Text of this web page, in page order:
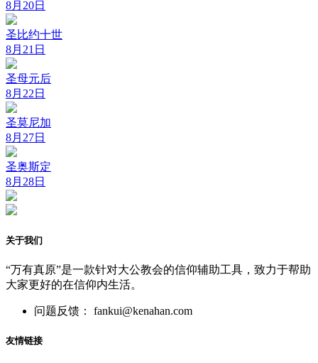
8月20日
圣比约十世
8月21日
圣母元后
8月22日
圣莫尼加
8月27日
圣奥斯定
8月28日
关于我们
“万有真原”是一款针对大公教会的信仰辅助工具，致力于帮助
大家更好的在信仰内生活。
问题反馈： fankui@kenahan.com
友情链接